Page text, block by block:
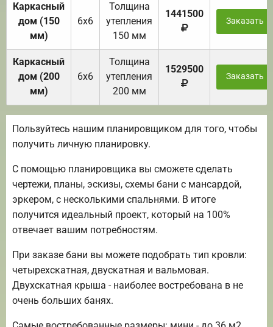
Каркасный
дом (150
мм)
6х6
Толщина
утепления
150 мм
1441500
Заказать
Каркасный
дом (200
мм)
6х6
Толщина
утепления
200 мм
1529500
Заказать
Пользуйтесь нашим планировщиком для того, чтобы
получить личную планировку.
С помощью планировщика вы сможете сделать
чертежи, планы, эскизы, схемы бани с мансардой,
эркером, с несколькими спальнями. В итоге
получится идеальный проект, который на 100%
отвечает вашим потребностям.
При заказе бани вы можете подобрать тип кровли:
четырехскатная, двускатная и вальмовая.
Двухскатная крыша - наиболее востребована в не
очень больших банях.